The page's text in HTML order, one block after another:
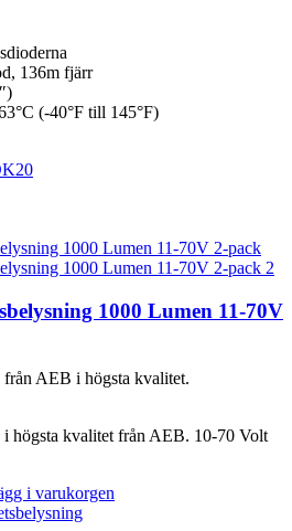
136m fjärr
(-40°F till 145°F)
1000 Lumen 11-70V
AEB i högsta kvalitet.
högsta kvalitet från AEB. 10-70 Volt
i varukorgen